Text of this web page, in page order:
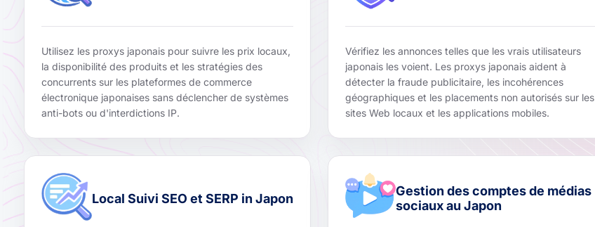
Utilisez les proxys japonais pour suivre les prix locaux,
la disponibilité des produits et les stratégies des
concurrents sur les plateformes de commerce
électronique japonaises sans déclencher de systèmes
anti-bots ou d'interdictions IP.
Vérifiez les annonces telles que les vrais utilisateurs
japonais les voient. Les proxys japonais aident à
détecter la fraude publicitaire, les incohérences
géographiques et les placements non autorisés sur les
sites Web locaux et les applications mobiles.
Local Suivi SEO et SERP in Japon
Gestion des comptes de médias
sociaux au Japon